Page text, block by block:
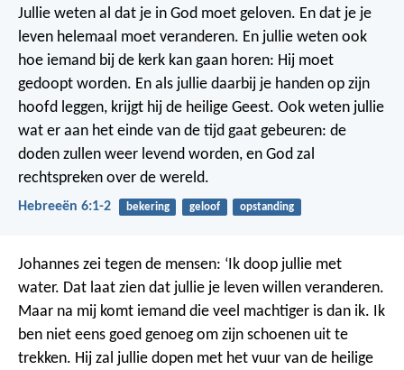
Jullie weten al dat je in God moet geloven. En dat je je
leven helemaal moet veranderen. En jullie weten ook
hoe iemand bij de kerk kan gaan horen: Hij moet
gedoopt worden. En als jullie daarbij je handen op zijn
hoofd leggen, krijgt hij de heilige Geest. Ook weten jullie
wat er aan het einde van de tijd gaat gebeuren: de
doden zullen weer levend worden, en God zal
rechtspreken over de wereld.
Hebreeën 6:1-2 bekering geloof opstanding
Johannes zei tegen de mensen: ‘Ik doop jullie met
water. Dat laat zien dat jullie je leven willen veranderen.
Maar na mij komt iemand die veel machtiger is dan ik. Ik
ben niet eens goed genoeg om zijn schoenen uit te
trekken. Hij zal jullie dopen met het vuur van de heilige